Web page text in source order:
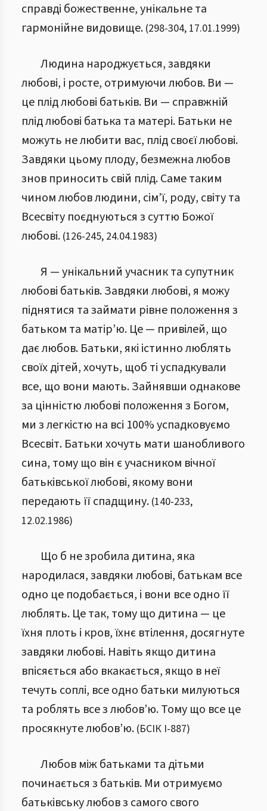
справді божественне, унікальне та
гармонійне видовище. (298-304, 17.01.1999)
Людина народжується, завдяки
любові, і росте, отримуючи любов. Ви —
це плід любові батьків. Ви — справжній
плід любові батька та матері. Батьки не
можуть не любити вас, плід своєї любові.
Завдяки цьому плоду, безмежна любов
знов приносить свій плід. Саме таким
чином любов людини, сім’ї, роду, світу та
Всесвіту поєднуються з суттю Божої
любові. (126-245, 24.04.1983)
Я — унікальний учасник та супутник
любові батьків. Завдяки любові, я можу
піднятися та займати рівне положення з
батьком та матір’ю. Це — привілей, що
дає любов. Батьки, які істинно люблять
своїх дітей, хочуть, щоб ті успадкували
все, що вони мають. Зайнявши однакове
за цінністю любові положення з Богом,
ми з легкістю на всі 100% успадковуємо
Всесвіт. Батьки хочуть мати шанобливого
сина, тому що він є учасником вічної
батьківської любові, якому вони
передають її спадщину. (140-233,
12.02.1986)
Що б не зробила дитина, яка
народилася, завдяки любові, батькам все
одно це подобається, і вони все одно її
люблять. Це так, тому що дитина — це
їхня плоть і кров, їхнє втілення, досягнуте
завдяки любові. Навіть якщо дитина
впісяється або вкакається, якщо в неї
течуть соплі, все одно батьки милуються
та роблять все з любов’ю. Тому що все це
просякнуте любов’ю. (БСІК І-887)
Любов між батьками та дітьми
починається з батьків. Ми отримуємо
батьківську любов з самого свого